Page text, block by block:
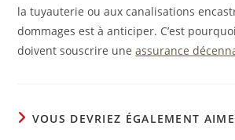
la tuyauterie ou aux canalisations
dommages est à anticiper. C’est
doivent souscrire uneassurance
VOUS DEVRIEZ ÉGALEMENT